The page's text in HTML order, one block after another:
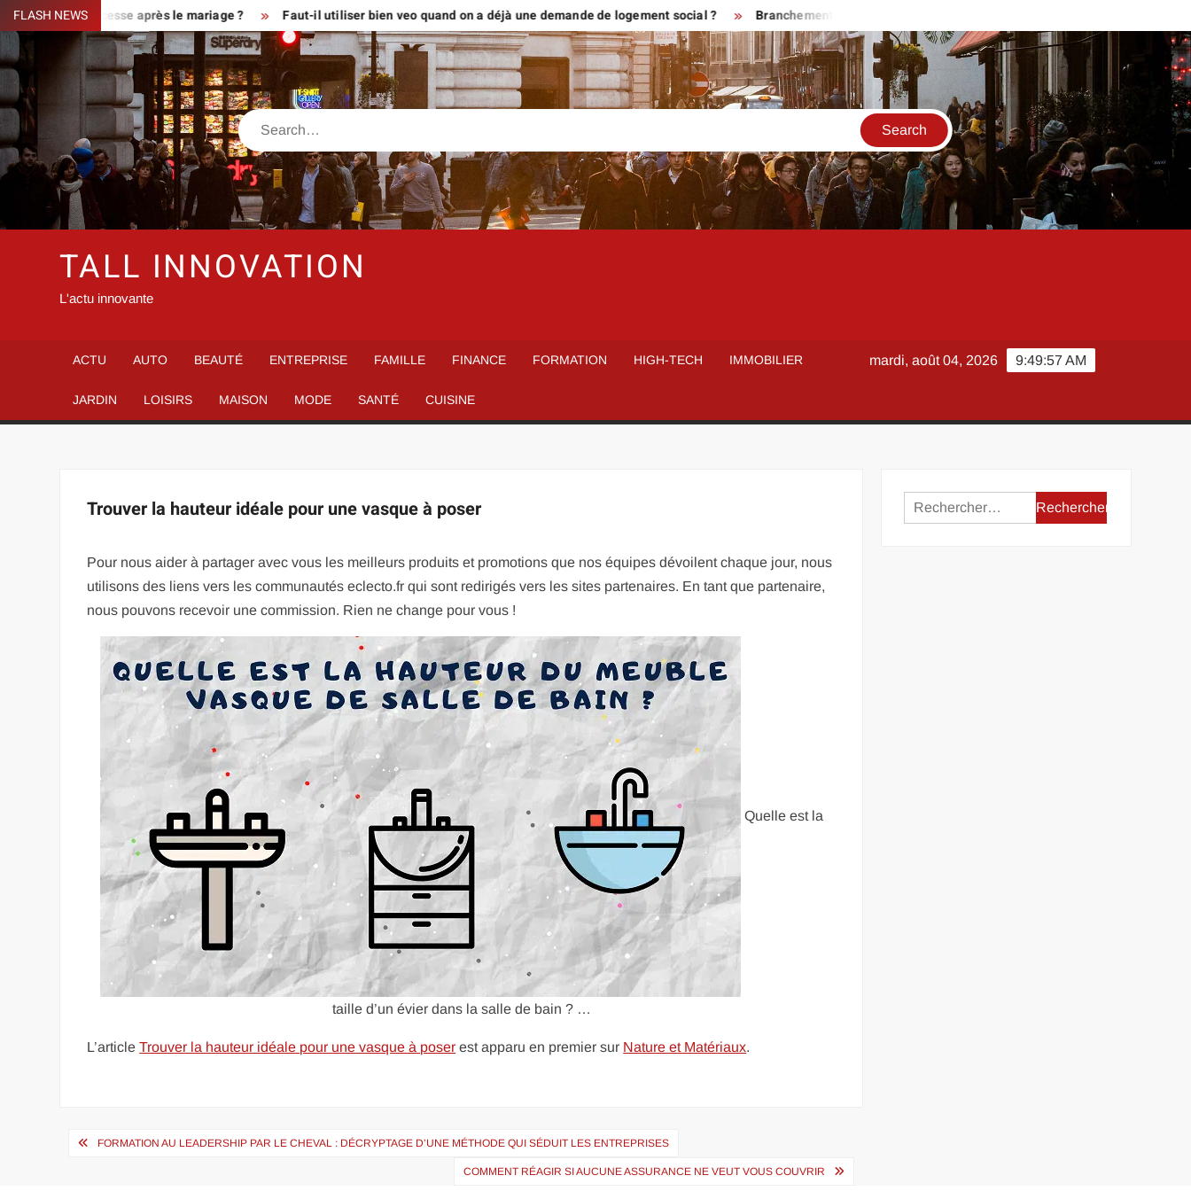
Skip
to
content
FLASH NEWSPrincesse après le mariage ? Faut-il utiliser bien veo quand on a déjà une demande de logement social ? Branchement bouton poussoir Legrand sur télérupteur : le guide pratique de
Search
TALL INNOVATION
L'actu innovante
ACTU AUTO BEAUTÉ ENTREPRISE FAMILLE FINANCE FORMATION HIGH-TECH IMMOBILIER
JARDIN LOISIRS MAISON MODE SANTÉ CUISINE
9:49:58 AM
mardi, août 04, 2026
Trouver la hauteur idéale pour une vasque à poser
Pour nous aider à partager avec vous les meilleurs produits et promotions que nos équipes dévoilent chaque jour, nous
utilisons des liens vers les communautés eclecto.fr qui sont redirigés vers les sites partenaires. En tant que partenaire,
nous pouvons recevoir une commission. Rien ne change pour vous !
Quelle est la
taille d’un évier dans la salle de bain ? …
L’articleTrouver la hauteur idéale pour une vasque à poser est apparu en premier sur Nature et Matériaux.
Navigation
FORMATION AU LEADERSHIP PAR LE CHEVAL : DÉCRYPTAGE D’UNE MÉTHODE QUI SÉDUIT LES ENTREPRISES
COMMENT RÉAGIR SI AUCUNE ASSURANCE NE VEUT VOUS COUVRIR
Rechercher :